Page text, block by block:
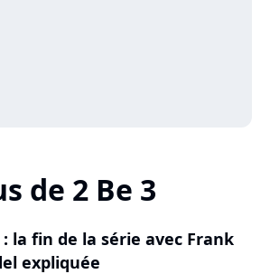
de 2 Be 3
: la fin de la série avec Frank
expliquée